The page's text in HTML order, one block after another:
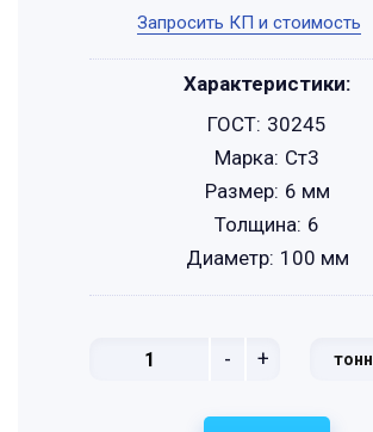
Запросить КП и стоимость
- + тонн
Характеристики:
ГОСТ: 30245
Марка: Ст3
Размер: 6 мм
Толщина: 6
Диаметр: 100 мм